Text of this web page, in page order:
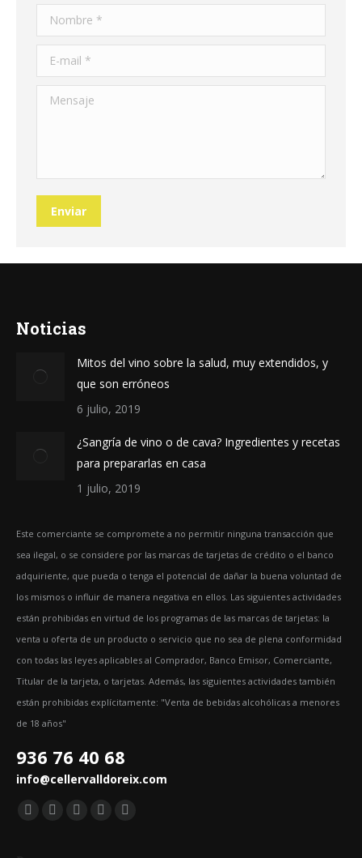
Nombre *
E-mail *
Mensaje
Enviar
Noticias
Mitos del vino sobre la salud, muy extendidos, y
que son erróneos
6 julio, 2019
¿Sangría de vino o de cava? Ingredientes y recetas
para prepararlas en casa
1 julio, 2019
Este comerciante se compromete a no permitir ninguna transacción que
sea ilegal, o se considere por las marcas de tarjetas de crédito o el banco
adquiriente, que pueda o tenga el potencial de dañar la buena voluntad de
los mismos o influir de manera negativa en ellos. Las siguientes actividades
están prohibidas en virtud de los programas de las marcas de tarjetas: la
venta u oferta de un producto o servicio que no sea de plena conformidad
con todas las leyes aplicables al Comprador, Banco Emisor, Comerciante,
Titular de la tarjeta, o tarjetas. Además, las siguientes actividades también
están prohibidas explícitamente: "Venta de bebidas alcohólicas a menores
de 18 años"
936 76 40 68
info@cellervalldoreix.com
Encuéntranos en:
Facebook
TwitterYouTube
PinterestInstagram